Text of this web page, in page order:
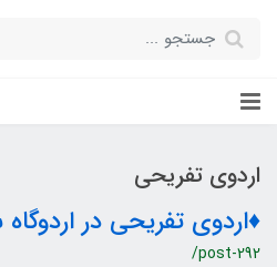
اردوی تفریحی
♦️اردوی تفریحی در اردوگاه
/post-292